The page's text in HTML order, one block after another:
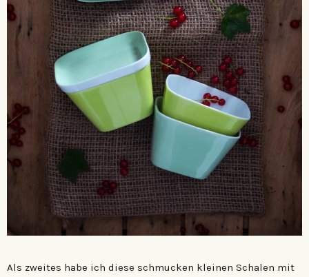
Als zweites habe ich diese schmucken kleinen Schalen mit